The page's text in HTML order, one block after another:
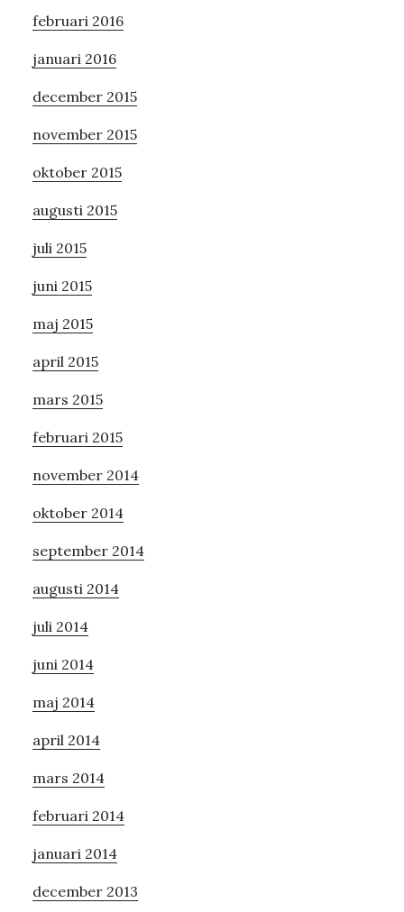
februari 2016
januari 2016
december 2015
november 2015
oktober 2015
augusti 2015
juli 2015
juni 2015
maj 2015
april 2015
mars 2015
februari 2015
november 2014
oktober 2014
september 2014
augusti 2014
juli 2014
juni 2014
maj 2014
april 2014
mars 2014
februari 2014
januari 2014
december 2013